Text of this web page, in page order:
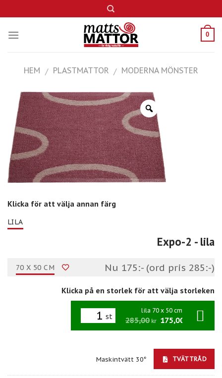
to
content
0
HEM / PLASTMATTOR / MODERNA MÖNSTER
Klicka för att välja annan färg
LILA
Expo-2 - lila
70 X 50 CM Nu 175:- (ord pris 285:-)
Klicka på en storlek för att välja storleken
st
lila 70 x 50 cm
285,00 kr 175,00 /st
Maskintvätt 30° TVÄTTRÅD